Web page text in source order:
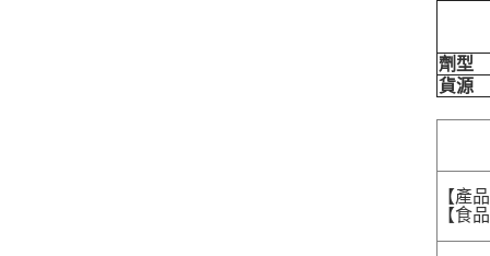
劑型
貨源
【產
【食